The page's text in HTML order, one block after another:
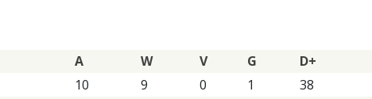
A W V G D+
10 9 0 1 38